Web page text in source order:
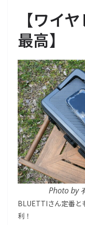
【ワイ
最高】
Photo by
BLUETTIさん定番と
利！